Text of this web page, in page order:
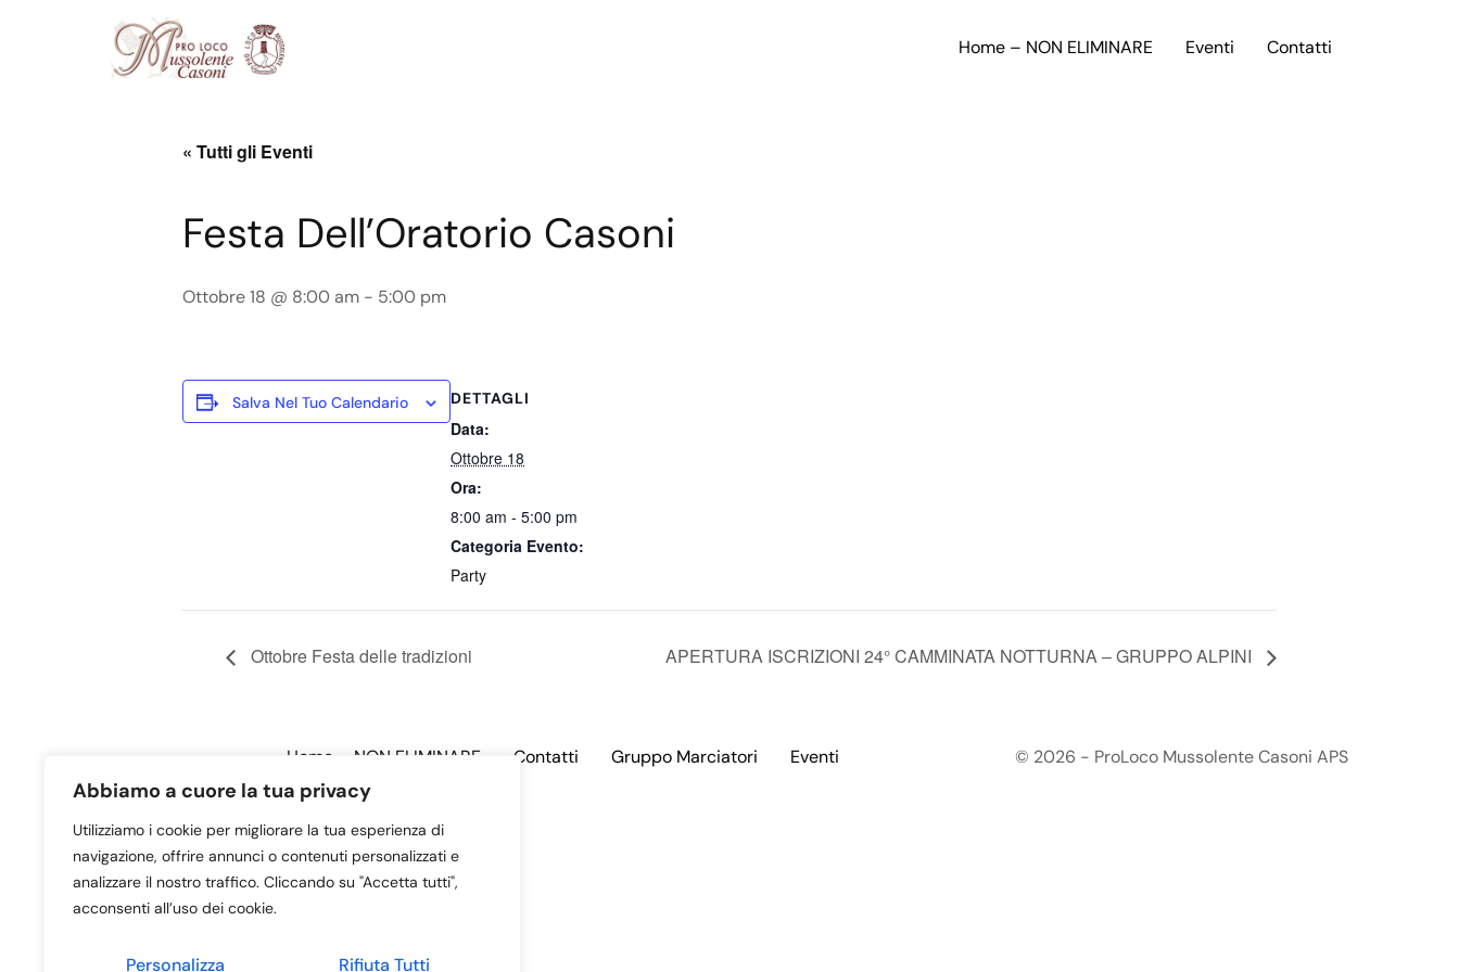
Abbiamo a cuore la tua privacy
Utilizziamo i cookie per migliorare la tua esperienza di
navigazione, offrire annunci o contenuti personalizzati e
analizzare il nostro traffico. Cliccando su "Accetta tutti",
acconsenti all’uso dei cookie.
Personalizza Rifiuta Tutti
Home – NON ELIMINARE Eventi Contatti
« Tutti gli Eventi
Festa Dell’Oratorio Casoni
Ottobre 18 @ 8:00 am - 5:00 pm
Salva Nel Tuo Calendario DETTAGLI
Data:
Ottobre 18
Ora:
8:00 am - 5:00 pm
Categoria Evento:
Party
Ottobre Festa delle tradizioni APERTURA ISCRIZIONI 24° CAMMINATA NOTTURNA – GRUPPO ALPINI
Home – NON ELIMINARE Contatti Gruppo Marciatori Eventi © 2026 - ProLoco Mussolente Casoni APS